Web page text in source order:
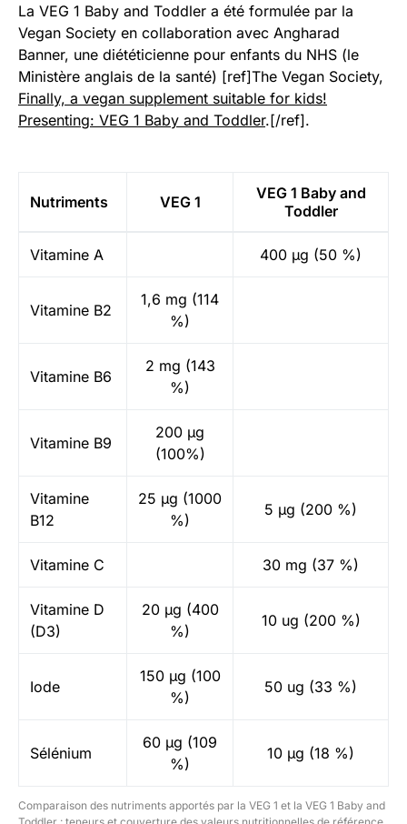
La VEG 1 Baby and Toddler a été formulée par la
Vegan Society en collaboration avec Angharad
Banner, une diététicienne pour enfants du NHS (le
Ministère anglais de la santé) [ref]The Vegan Society,
Finally, a vegan supplement suitable for kids!
Presenting: VEG 1 Baby and Toddler.[/ref].
Nutriments VEG 1
VEG 1 Baby and
Toddler
Vitamine A 400 μg (50 %)
Vitamine B2
1,6 mg (114
%)
Vitamine B6
2 mg (143
%)
Vitamine B9
200 µg
(100%)
Vitamine
B12
25 µg (1000
%)
5 μg (200 %)
Vitamine C 30 mg (37 %)
Vitamine D
(D3)
20 µg (400
%)
10 ug (200 %)
Iode
150 µg (100
%)
50 ug (33 %)
Sélénium
60 µg (109
%)
10 µg (18 %)
Comparaison des nutriments apportés par la VEG 1 et la VEG 1 Baby and